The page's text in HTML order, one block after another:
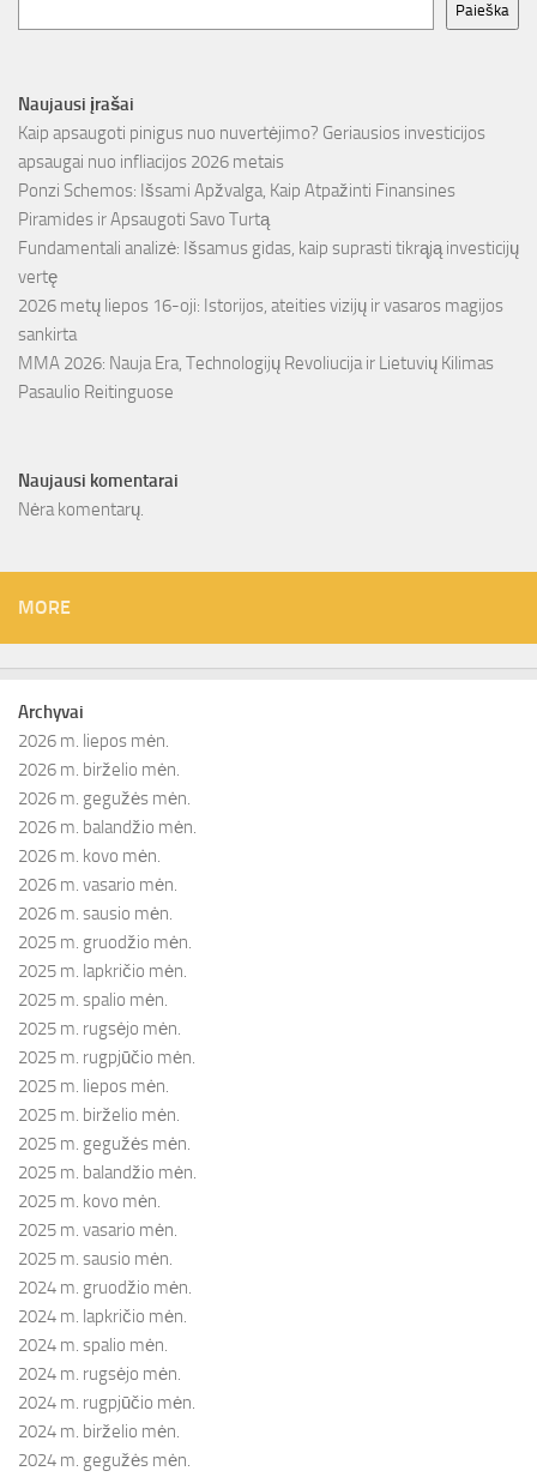
Paieška
Naujausi įrašai
Kaip apsaugoti pinigus nuo nuvertėjimo? Geriausios investicijos
apsaugai nuo infliacijos 2026 metais
Ponzi Schemos: Išsami Apžvalga, Kaip Atpažinti Finansines
Piramides ir Apsaugoti Savo Turtą
Fundamentali analizė: Išsamus gidas, kaip suprasti tikrąją investicijų
vertę
2026 metų liepos 16-oji: Istorijos, ateities vizijų ir vasaros magijos
sankirta
MMA 2026: Nauja Era, Technologijų Revoliucija ir Lietuvių Kilimas
Pasaulio Reitinguose
Naujausi komentarai
Nėra komentarų.
MORE
Archyvai
2026 m. liepos mėn.
2026 m. birželio mėn.
2026 m. gegužės mėn.
2026 m. balandžio mėn.
2026 m. kovo mėn.
2026 m. vasario mėn.
2026 m. sausio mėn.
2025 m. gruodžio mėn.
2025 m. lapkričio mėn.
2025 m. spalio mėn.
2025 m. rugsėjo mėn.
2025 m. rugpjūčio mėn.
2025 m. liepos mėn.
2025 m. birželio mėn.
2025 m. gegužės mėn.
2025 m. balandžio mėn.
2025 m. kovo mėn.
2025 m. vasario mėn.
2025 m. sausio mėn.
2024 m. gruodžio mėn.
2024 m. lapkričio mėn.
2024 m. spalio mėn.
2024 m. rugsėjo mėn.
2024 m. rugpjūčio mėn.
2024 m. birželio mėn.
2024 m. gegužės mėn.